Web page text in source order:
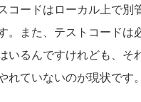
コードはローカル上で別
。また、テストコードは
いるんですけれども、そ
れていないのが現状です。